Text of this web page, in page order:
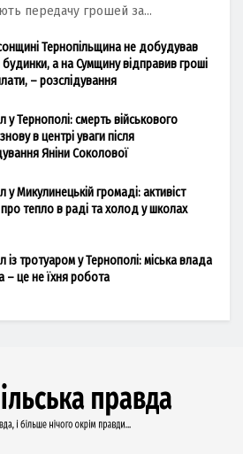
передачу грошей за...
Тернопільщина не добудував
будинки, а на Сумщину відправив гроші
– розслідування
у Тернополі: смерть військового
в центрі уваги після
Яніни Соколової
у Микулинецькій громаді: активіст
тепло в раді та холод у школах
із тротуаром у Тернополі: міська влада
– це не їхня робота